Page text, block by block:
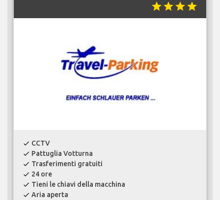
starstarstarstar
check CCTV
check Pattuglia Votturna
check Trasferimenti gratuiti
check 24 ore
check Tieni le chiavi della macchina
check Aria aperta